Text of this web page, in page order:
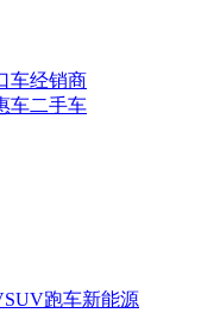
车经销商
车二手车
SUV跑车新能源